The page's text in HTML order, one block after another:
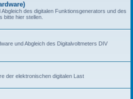
des digitalen Funktionsgenerators und des
bitte hier stellen.
und Abgleich des Digitalvoltmeters DIV
der elektronischen digitalen Last